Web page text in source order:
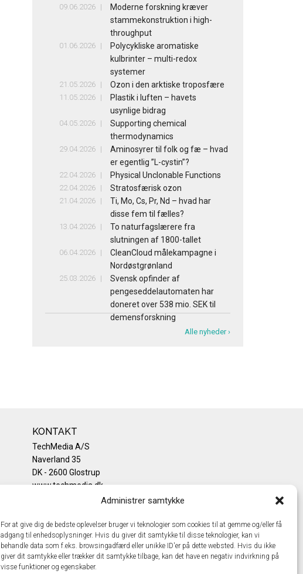
Administrer samtykke
For at give dig de bedste oplevelser bruger vi teknologier som cookies til at gemme og/eller få
adgang til enhedsoplysninger. Hvis du giver dit samtykke til disse teknologier, kan vi
behandle data som f.eks. browsingadfærd eller unikke ID'er på dette websted. Hvis du ikke
giver dit samtykke eller trækker dit samtykke tilbage, kan det have en negativ indvirkning på
visse funktioner og egenskaber.
09.06.2026
Moderne forskning kræver
stammekonstruktion i high-
throughput
01.06.2026
Polycykliske aromatiske
kulbrinter – multi-redox
systemer
21.05.2026 Ozon i den arktiske troposfære
11.05.2026
Plastik i luften – havets
usynlige bidrag
04.05.2026
Supporting chemical
thermodynamics
29.04.2026
Aminosyrer til folk og fæ – hvad
er egentlig ”L-cystin”?
22.04.2026 Physical Unclonable Functions
22.04.2026 Stratosfærisk ozon
21.04.2026
Ti, Mo, Cs, Pr, Nd – hvad har
disse fem til fælles?
13.04.2026
To naturfagslærere fra
slutningen af 1800-tallet
06.04.2026
CleanCloud målekampagne i
Nordøstgrønland
25.03.2026
Svensk opfinder af
pengeseddelautomaten har
doneret over 538 mio. SEK til
demensforskning
Alle nyheder ›
KONTAKT
TechMedia A/S
Naverland 35
DK - 2600 Glostrup
www.techmedia.dk
Telefon: +45 43 24 26 28
Privatlivspolitik
Cookiepolitik